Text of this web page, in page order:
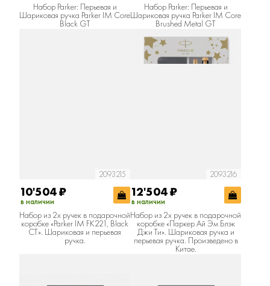
Набор Parker: Перьевая и
Шариковая ручка Parker IM Core
Black GT
Набор Parker: Перьевая и
Шариковая ручка Parker IM Core
Brushed Metal GT
2093215
10'504₽
в наличии
Набор из 2х ручек в подарочной
коробке «Parker IM FK221, Black
СT». Шариковая и перьевая
ручка.
2093216
12'504₽
в наличии
Набор из 2х ручек в подарочной
коробке «Паркер Ай Эм Блэк
Джи Ти». Шариковая ручка и
перьевая ручка. Произведено в
Китае.